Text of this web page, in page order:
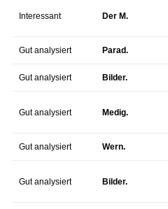
Interessant Der M.
Gut analysiert Parad.
Gut analysiert Bilder.
Gut analysiert Medig.
Gut analysiert Wern.
Gut analysiert Bilder.